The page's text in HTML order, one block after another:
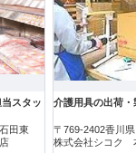
スタッ
田東
介護用具の出荷・
〒769-2402香川
町鶴羽
株式会社シコク